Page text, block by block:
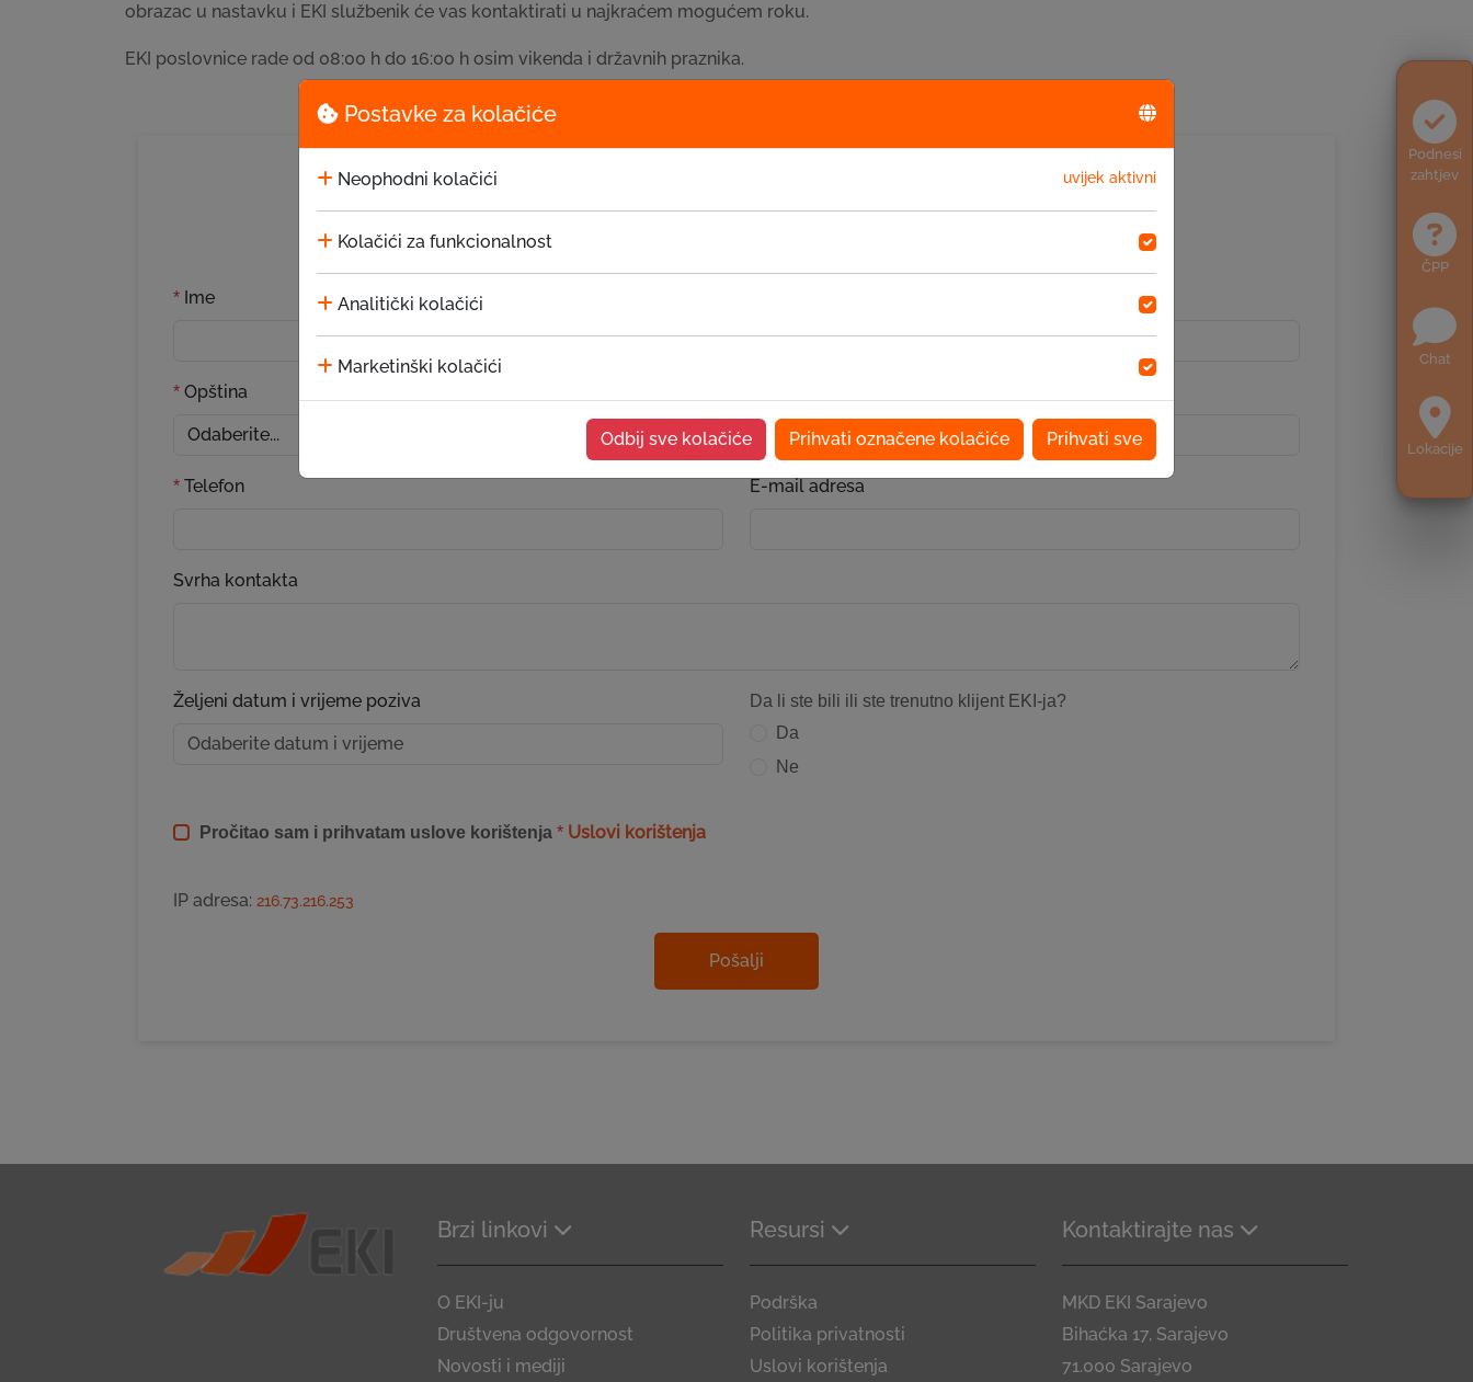
Podnesi
zahtjev
ČPP
Chat
Lokacije
Postavke za kolačiće
Neophodni kolačići uvijek aktivni
Kolačići za funkcionalnost
Analitički kolačići
Marketinški kolačići
Odbij sve kolačiće Prihvati označene kolačiće Prihvati sve
obrazac u nastavku i EKI službenik će vas kontaktirati u najkraćem mogućem roku.
EKI poslovnice rade od 08:00 h do 16:00 h osim vikenda i državnih praznika.
* Ime
* Opština
* Telefon E-mail adresa
Svrha kontakta
Željeni datum i vrijeme poziva
Da li ste bili ili ste trenutno klijent EKI-ja?
Da
Ne
Pročitao sam i prihvatam uslove korištenja * Uslovi korištenja
IP adresa: 216.73.216.253
Pošalji
Brzi linkovi
O EKI-ju
Društvena odgovornost
Novosti i mediji
Resursi
Podrška
Politika privatnosti
Uslovi korištenja
Kontaktirajte nas
MKD EKI Sarajevo
Bihaćka 17, Sarajevo
71.000 Sarajevo